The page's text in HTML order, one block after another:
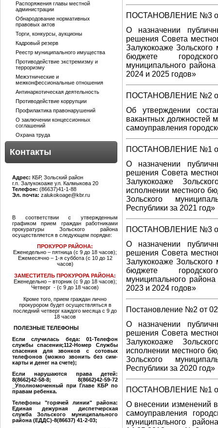
Распоряжения главы местной
администрации
Обнародование нормативных
правовых актов
Торги, конкурсы, аукционы
Кадровый резерв
Реестр муниципального имущества
Противодействие экстремизму и
терроризму
Межэтнические и
межконфессиональные отношения
Антинаркотическая деятельность
Противодействие коррупции
Профилактика правонарушений
О заключении концессионных
соглашений
Охрана труда
Контакты
Адрес: КБР, Зольский район
г.п. Залукокоаже ул. Калмыкова 20
Телефон: (86637)41-1-88
Эл. почта: zalukokoage@kbr.ru
В соответствии с утвержденным
графиком прием граждан работниками
прокуратуры Зольского района
осуществляется в следующем порядке:
ПРОКУРОР РАЙОНА:
Еженедельно – пятница (с 9 до 18 часов);
Ежемесячно – 1-я суббота (с 10 до 12
часов)
ЗАМЕСТИТЕЛЬ ПРОКУРОРА РАЙОНА:
Еженедельно – вторник (с 9 до 18 часов);
Четверг - (с 9 до 18 часов)
Кроме того, прием граждан лично
прокурором будет осуществляться в
последний четверг каждого месяца с 9 до
18 часов
ПОЛЕЗНЫЕ ТЕЛЕФОНЫ
Если случилась беда: 01-Телефон
службы спасения;112-Номер Службы
спасения для звонков с сотовых
телефонов (можно звонить без сим-
карты и денег на счете);
Если нарушаются права детей:
8(8662)42-58-8; 8(8662)42-59-72
_Уполномоченный при Главе КБР по
правам ребенка.
Телефоны "горячей линии" района:
Единая дежурная диспетчерская
служба Зольского муниципального
района (ЕДДС)-8(86637) 41-2-03;
ПОСТАНОВЛЕНИЕ №3 от
О назначении
решения Совета
Залукокоаже
бюджете
муниципального
2024 и 2025 годов»
ПОСТАНОВЛЕНИЕ №2 от
Об утверждении
вакантных должностей
самоуправления
ПОСТАНОВЛЕНИЕ №1 от
О назначении
решения Совета
Залукокоаже
исполнении местного
Зольского
Республики за 2021 год»
ПОСТАНОВЛЕНИЕ №3 от
О назначении
решения Совета
Залукокоаже
бюджете
муниципального
2023 и 2024 годов»
Постановление №2 от
О назначении
решения Совета
Залукокоаже
исполнении местного
Зольского
Республики за 2020 год»
ПОСТАНОВЛЕНИЕ №1 от
О внесении изменений
самоуправления
муниципального